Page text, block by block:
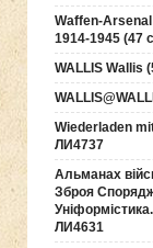
Waffen-Arsenal
1914-1945 (47
WALLIS Wallis
Wiederladen
ЛИ4737
Альманах
Зброя
ЛИ4631